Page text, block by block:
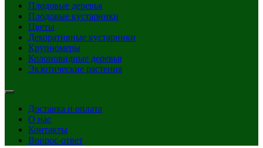
Плодовые деревья
Плодовые кустарники
Цветы
Декоративные кустарники
Крупномеры
Колоновидные деревья
Экзотические растения
Доставка и оплата
О нас
Контакты
Вопрос-ответ